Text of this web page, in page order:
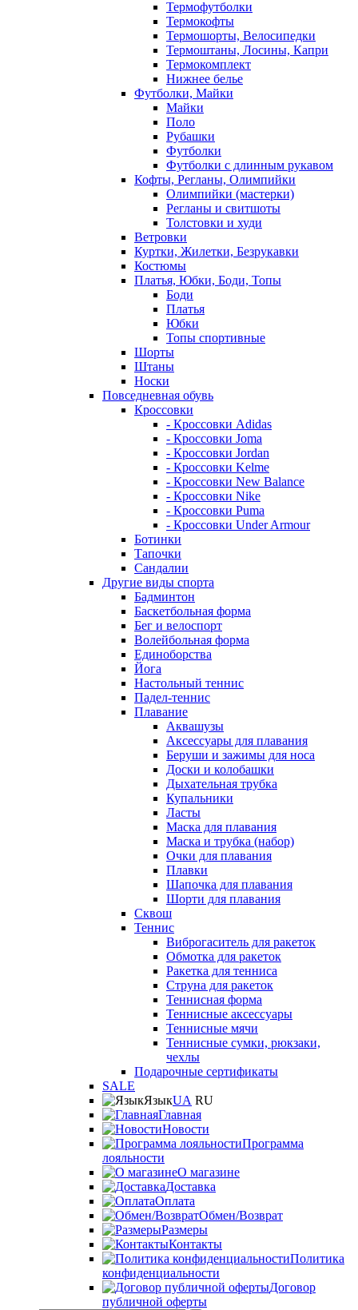
Термофутболки
Термокофты
Термошорты, Велосипедки
Термоштаны, Лосины, Капри
Термокомплект
Нижнее белье
Футболки, Майки
Майки
Поло
Рубашки
Футболки
Футболки с длинным рукавом
Кофты, Регланы, Олимпийки
Олимпийки (мастерки)
Регланы и свитшоты
Толстовки и худи
Ветровки
Куртки, Жилетки, Безрукавки
Костюмы
Платья, Юбки, Боди, Топы
Боди
Платья
Юбки
Топы спортивные
Шорты
Штаны
Носки
Повседневная обувь
Кроссовки
- Кроссовки Adidas
- Кроссовки Joma
- Кроссовки Jordan
- Кроссовки Kelme
- Кроссовки New Balance
- Кроссовки Nike
- Кроссовки Puma
- Кроссовки Under Armour
Ботинки
Тапочки
Сандалии
Другие виды спорта
Бадминтон
Баскетбольная форма
Бег и велоспорт
Волейбольная форма
Единоборства
Йога
Настольный теннис
Падел-теннис
Плавание
Аквашузы
Аксессуары для плавания
Беруши и зажимы для носа
Доски и колобашки
Дыхательная трубка
Купальники
Ласты
Маска для плавания
Маска и трубка (набор)
Очки для плавания
Плавки
Шапочка для плавания
Шорти для плавания
Сквош
Теннис
Виброгаситель для ракеток
Обмотка для ракеток
Ракетка для тенниса
Струна для ракеток
Теннисная форма
Теннисные аксессуары
Теннисные мячи
Теннисные сумки, рюкзаки,
чехлы
Подарочные сертификаты
SALE
ЯзыкUA RU
Главная
Новости
Программа
лояльности
О магазине
Доставка
Оплата
Обмен/Возврат
Размеры
Контакты
Политика
конфиденциальности
Договор
публичной оферты